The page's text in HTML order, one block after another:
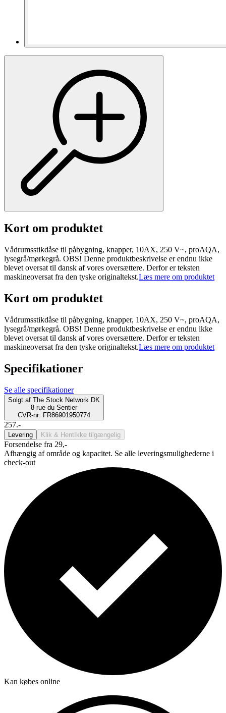
Kort om produktet
Vådrumsstikdåse til påbygning, knapper, 10AX, 250 V~, proAQA,
lysegrå/mørkegrå. OBS! Denne produktbeskrivelse er endnu ikke
blevet oversat til dansk af vores oversættere. Derfor er teksten
maskineoversat fra den tyske originaltekst.Læs mere om produktet
Kort om produktet
Vådrumsstikdåse til påbygning, knapper, 10AX, 250 V~, proAQA,
lysegrå/mørkegrå. OBS! Denne produktbeskrivelse er endnu ikke
blevet oversat til dansk af vores oversættere. Derfor er teksten
maskineoversat fra den tyske originaltekst.Læs mere om produktet
Specifikationer
Se alle specifikationer
Solgt af The Stock Network DK
8 rue du Sentier
CVR-nr: FR86901950774
257.-
Levering Klik & Hent Ikke tilgængelig
Forsendelse fra 29,-
Afhængig af område og kapacitet. Se alle leveringsmulighederne i
check-out
Kan købes online